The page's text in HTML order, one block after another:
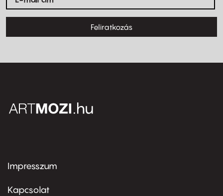
Feliratkozás
Footer
first
Impresszum
Kapcsolat